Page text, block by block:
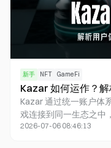
新手 NFT GameFi
Kazar 如何运作？
Kazar 通过统一账户体
戏连接到同一生态之中
同时获得接近传统游戏
2026-07-06 08:46:13